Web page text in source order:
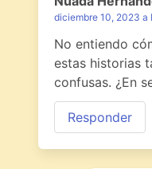
diciembre 10, 2023 a
No entiendo
estas historias
confusas. ¿En
Responder